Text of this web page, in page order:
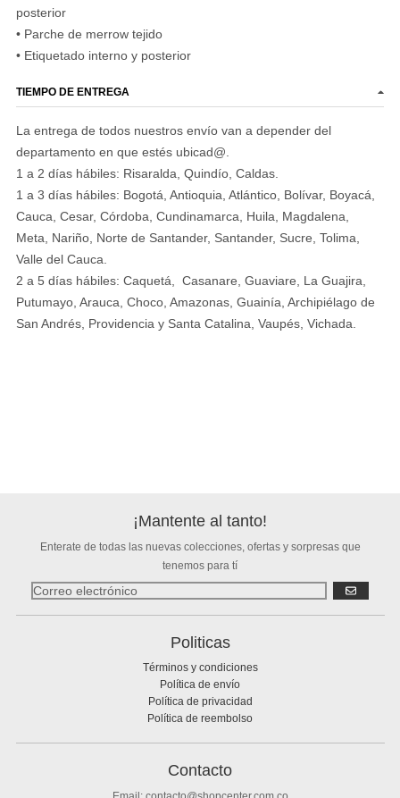
posterior
• Parche de merrow tejido
• Etiquetado interno y posterior
TIEMPO DE ENTREGA
La entrega de todos nuestros envío van a depender del
departamento en que estés ubicad@.
1 a 2 días hábiles: Risaralda, Quindío, Caldas.
1 a 3 días hábiles: Bogotá, Antioquia, Atlántico, Bolívar, Boyacá,
Cauca, Cesar, Córdoba, Cundinamarca, Huila, Magdalena,
Meta, Nariño, Norte de Santander, Santander, Sucre, Tolima,
Valle del Cauca.
2 a 5 días hábiles: Caquetá, Casanare, Guaviare, La Guajira,
Putumayo, Arauca, Choco, Amazonas, Guainía, Archipiélago de
San Andrés, Providencia y Santa Catalina, Vaupés, Vichada.
¡Mantente al tanto!
Enterate de todas las nuevas colecciones, ofertas y sorpresas que
tenemos para tí
Politicas
Términos y condiciones
Política de envío
Política de privacidad
Política de reembolso
Contacto